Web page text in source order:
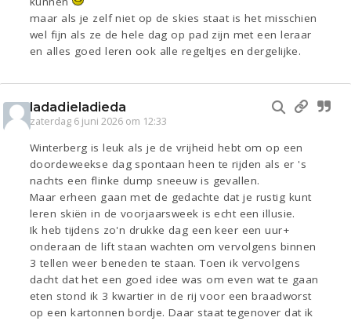
maar als je zelf niet op de skies staat is het misschien
wel fijn als ze de hele dag op pad zijn met een leraar
en alles goed leren ook alle regeltjes en dergelijke.
ladadieladieda
zaterdag 6 juni 2026 om 12:33
Winterberg is leuk als je de vrijheid hebt om op een
doordeweekse dag spontaan heen te rijden als er 's
nachts een flinke dump sneeuw is gevallen.
Maar erheen gaan met de gedachte dat je rustig kunt
leren skiën in de voorjaarsweek is echt een illusie.
Ik heb tijdens zo'n drukke dag een keer een uur+
onderaan de lift staan wachten om vervolgens binnen
3 tellen weer beneden te staan. Toen ik vervolgens
dacht dat het een goed idee was om even wat te gaan
eten stond ik 3 kwartier in de rij voor een braadworst
op een kartonnen bordje. Daar staat tegenover dat ik